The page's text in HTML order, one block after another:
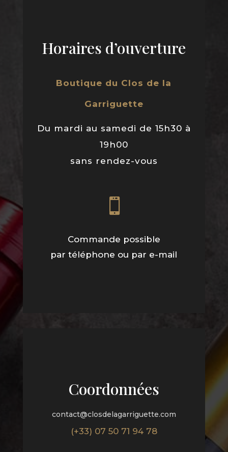
Horaires d’ouverture
Boutique du Clos de la
Garriguette
Du mardi au samedi de 15h30 à
19h00
sans rendez-vous

Commande possible
par téléphone ou par e-mail
Coordonnées
contact@closdelagarriguette.com
(+33) 07 50 71 94 78